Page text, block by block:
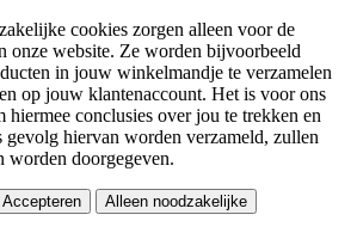
cookies zorgen alleen voor de
onze website. Ze worden bijvoorbeeld
in jouw winkelmandje te verzamelen
op jouw klantenaccount. Het is voor ons
hiermee conclusies over jou te trekken en
gevolg hiervan worden verzameld, zullen
worden doorgegeven.
Accepteren Alleen noodzakelijke